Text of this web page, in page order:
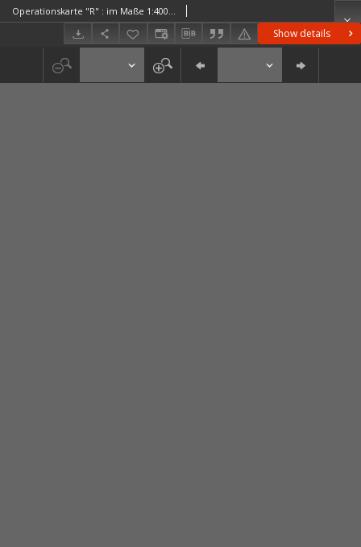
Show details
Operationskarte "R" : im Maße 1:400 000. G 3. Warschau G 3. Warschau